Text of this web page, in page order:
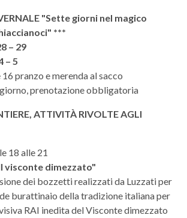
"Sette giorni nel magico
***
– 29
– 5
pranzo e merenda al sacco
prenotazione obbligatoria
ATTIVITÀ RIVOLTE AGLI
18 alle 21
visconte dimezzato"
dei bozzetti realizzati da Luzzati per
burattinaio della tradizione italiana per
RAI inedita del Visconte dimezzato